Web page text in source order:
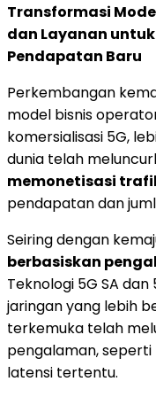
Transformasi
dan Layanan
Pendapatan Baru
Perkembangan
model bisnis
komersialisasi 5G,
dunia telah
memonetisasi
pendapatan dan
Seiring dengan
berbasiskan
Teknologi 5G SA
jaringan yang lebih
terkemuka telah
pengalaman,
latensi tertentu.